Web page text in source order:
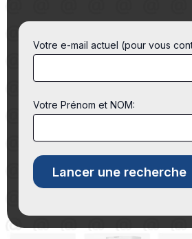
Votre e-mail actuel (pour vous
Votre Prénom et NOM: